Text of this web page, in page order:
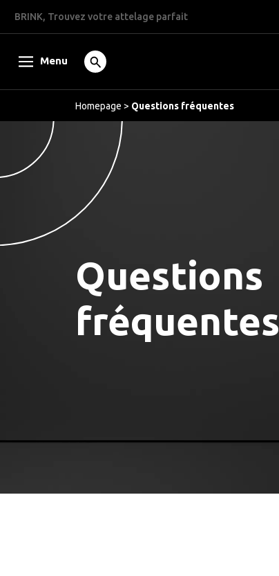
BRINK, Trouvez votre attelage parfait
Menu
Homepage > Questions fréquentes
Questions
fréquentes